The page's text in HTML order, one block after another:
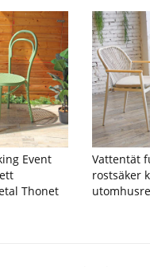
Event
Thonet
Vattentät
rostsäker